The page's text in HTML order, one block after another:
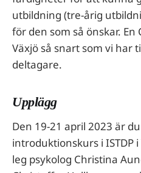
utbildning (tre-årig
för den som så önskar.
Växjö så snart som vi har
deltagare.
Upplägg
Den 19-21 april 2023 är
introduktionskurs i ISTDP
leg psykolog Christina